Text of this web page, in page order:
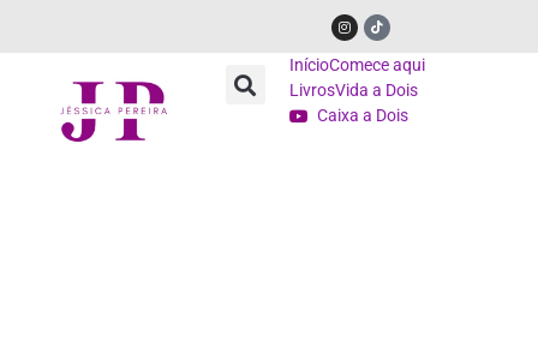
InícioComece aqui
LivrosVida a Dois
Caixa a Dois